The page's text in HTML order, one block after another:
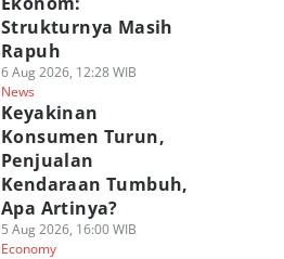
Strukturnya Masih
Rapuh
6 Aug 2026, 12:28 WIB
News
Keyakinan
Konsumen Turun,
Penjualan
Kendaraan Tumbuh,
Apa Artinya?
5 Aug 2026, 16:00 WIB
Economy